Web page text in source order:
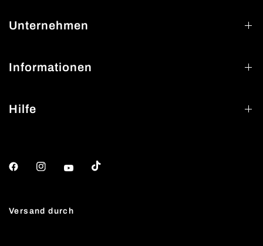
Unternehmen
Informationen
Hilfe
Versand durch